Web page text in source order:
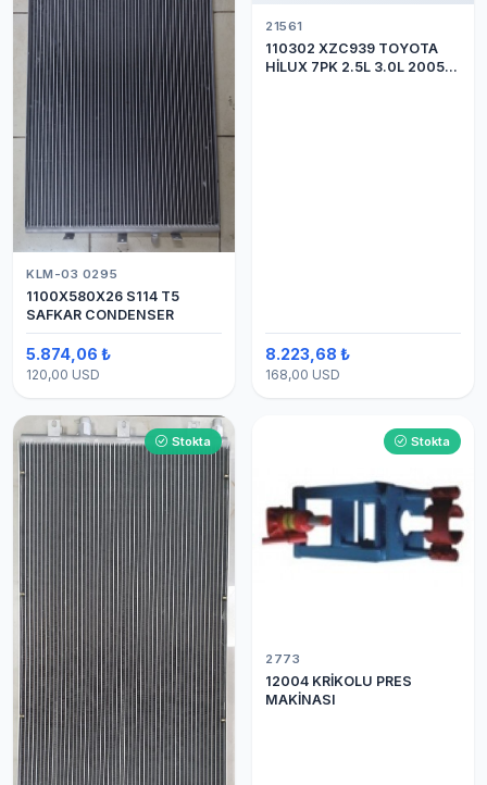
KLM-03 0295
1100X580X26 S114 T5
SAFKAR CONDENSER
5.874,06 ₺
120,00 USD
21561
110302 XZC939 TOYOTA
HİLUX 7PK 2.5L 3.0L 2005
8.223,68 ₺
168,00 USD
Stokta Stokta
2773
12004 KRİKOLU PRES
MAKİNASI